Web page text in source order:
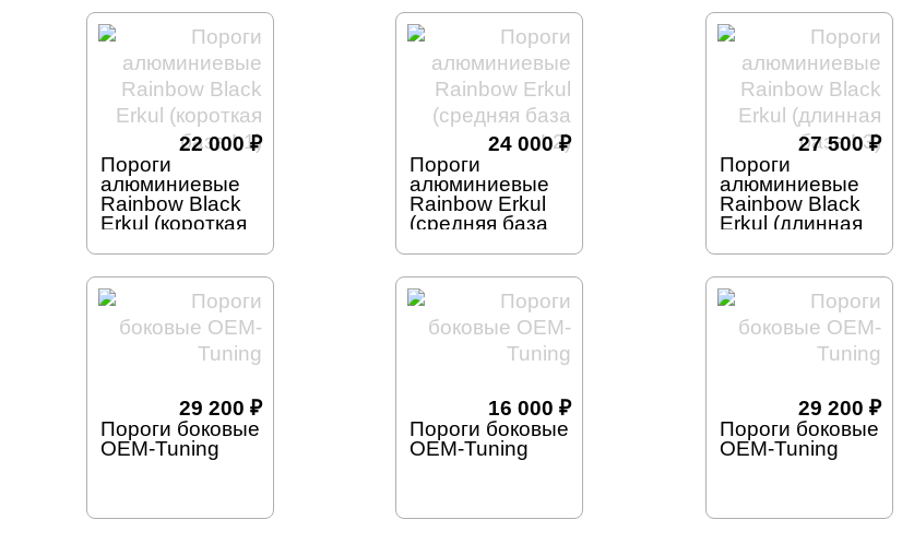
Пороги
алюминиевые
Rainbow Black
Erkul (короткая
22 000₽
Пороги
алюминиевые
Rainbow Erkul
(средняя база
24 000₽
Пороги
алюминиевые
Rainbow Black
Erkul (длинная
27 500₽
Пороги боковые
OEM-Tuning
29 200 ₽
Пороги боковые
OEM-Tuning
16 000₽
Пороги боковые
OEM-Tuning
29 200 ₽